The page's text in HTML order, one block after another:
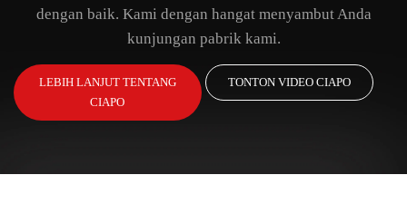
dengan baik. Kami dengan hangat menyambut Anda
kunjungan pabrik kami.
LEBIH LANJUT TENTANG
CIAPO
TONTON VIDEO CIAPO